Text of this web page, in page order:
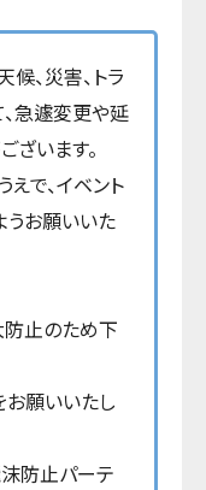
、災害、トラ
急遽変更や延
ざいます。
で、イベント
うお願いいた
防止のため下
願いいたし
防止パーテ